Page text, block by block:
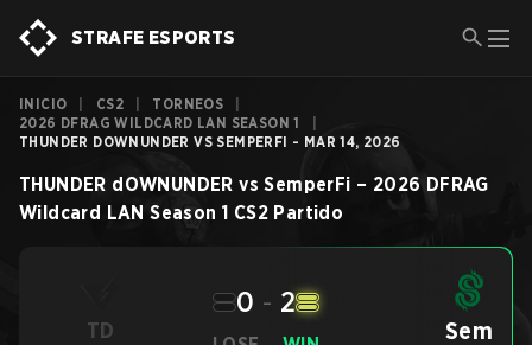
STRAFE ESPORTS
INICIO CS2 TORNEOS
2026 DFRAG WILDCARD LAN SEASON 1
THUNDER DOWNUNDER VS SEMPERFI - MAR 14, 2026
THUNDER dOWNUNDER vs SemperFi – 2026 DFRAG
Wildcard LAN Season 1 CS2 Partido
TD
0 - 2
Sem